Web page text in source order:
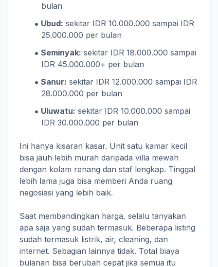
bulan
Ubud: sekitar IDR 10.000.000 sampai IDR
25.000.000 per bulan
Seminyak: sekitar IDR 18.000.000 sampai
IDR 45.000.000+ per bulan
Sanur: sekitar IDR 12.000.000 sampai IDR
28.000.000 per bulan
Uluwatu: sekitar IDR 10.000.000 sampai
IDR 30.000.000 per bulan
Ini hanya kisaran kasar. Unit satu kamar kecil
bisa jauh lebih murah daripada villa mewah
dengan kolam renang dan staf lengkap. Tinggal
lebih lama juga bisa memberi Anda ruang
negosiasi yang lebih baik.
Saat membandingkan harga, selalu tanyakan
apa saja yang sudah termasuk. Beberapa listing
sudah termasuk listrik, air, cleaning, dan
internet. Sebagian lainnya tidak. Total biaya
bulanan bisa berubah cepat jika semua itu